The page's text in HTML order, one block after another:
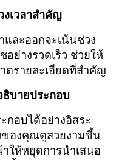
เวลาสำคัญ
ละออกจะเน้นช่วง
ย่างรวดเร็ว ช่วยให้
ดรายละเอียดที่สำคัญ
บายประกอบ
อบได้อย่างอิสระ
ของคุณดูสวยงามขึ้น
ให้หยุดการนำเสนอ